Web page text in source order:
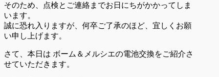
そのため、点検とご連絡までお日にちがかかってしま
います。
誠に恐れ入りますが、何卒ご了承のほど、宜しくお願
い申し上げます。
さて、本日は ボーム＆メルシエの電池交換をご紹介さ
せていただきます。